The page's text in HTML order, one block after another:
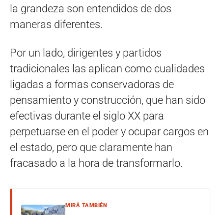
la grandeza son entendidos de dos
maneras diferentes.
Por un lado, dirigentes y partidos
tradicionales las aplican como cualidades
ligadas a formas conservadoras de
pensamiento y construcción, que han sido
efectivas durante el siglo XX para
perpetuarse en el poder y ocupar cargos en
el estado, pero que claramente han
fracasado a la hora de transformarlo.
MIRÁ TAMBIÉN